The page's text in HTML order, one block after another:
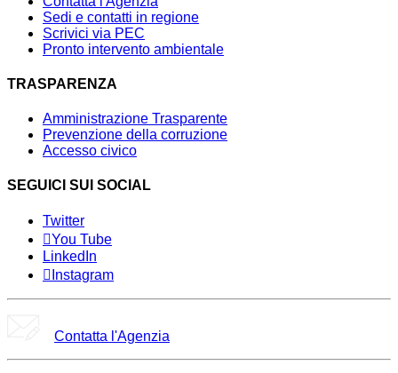
Sedi e contatti in regione
Scrivici via PEC
Pronto intervento ambientale
TRASPARENZA
Amministrazione Trasparente
Prevenzione della corruzione
Accesso civico
SEGUICI SUI SOCIAL
Twitter
You Tube
LinkedIn
Instagram
Contatta l'Agenzia